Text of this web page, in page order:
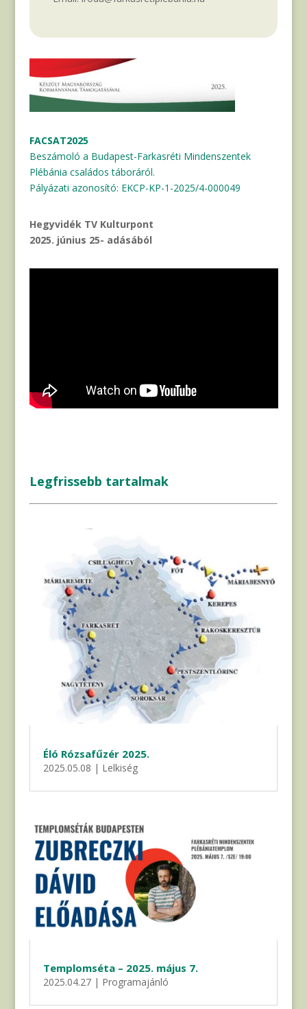
FACSAT2025
Beszámoló a Budapest-Farkasréti Mindenszentek
Plébánia családos táboráról.
Pályázati azonosító: EKCP-KP-1-2025/4-000049
Hegyvidék TV Kulturpont
2025. június 25- adásából
Legfrissebb tartalmak
Éló Rózsafűzér 2025.
2025.05.08 | Lelkiség
Templomséta – 2025. május 7.
2025.04.27| Programajánló